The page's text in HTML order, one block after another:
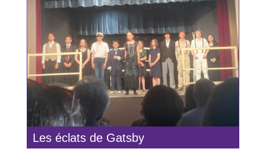
Les éclats de Gatsby